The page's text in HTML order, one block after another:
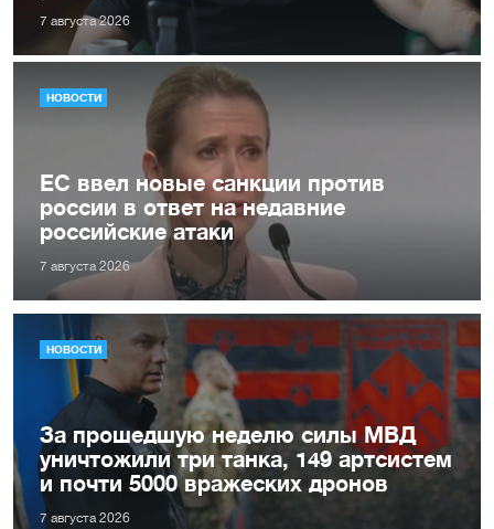
7 августа 2026
НОВОСТИ
ЕС ввел новые санкции против
россии в ответ на недавние
российские атаки
7 августа 2026
НОВОСТИ
За прошедшую неделю силы МВД
уничтожили три танка, 149 артсистем
и почти 5000 вражеских дронов
7 августа 2026